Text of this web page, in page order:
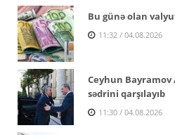
Bu günə olan
11:32 / 04.08.2026
Ceyhun Bayramov
sədrini qarşılayıb
11:30 / 04.08.2026